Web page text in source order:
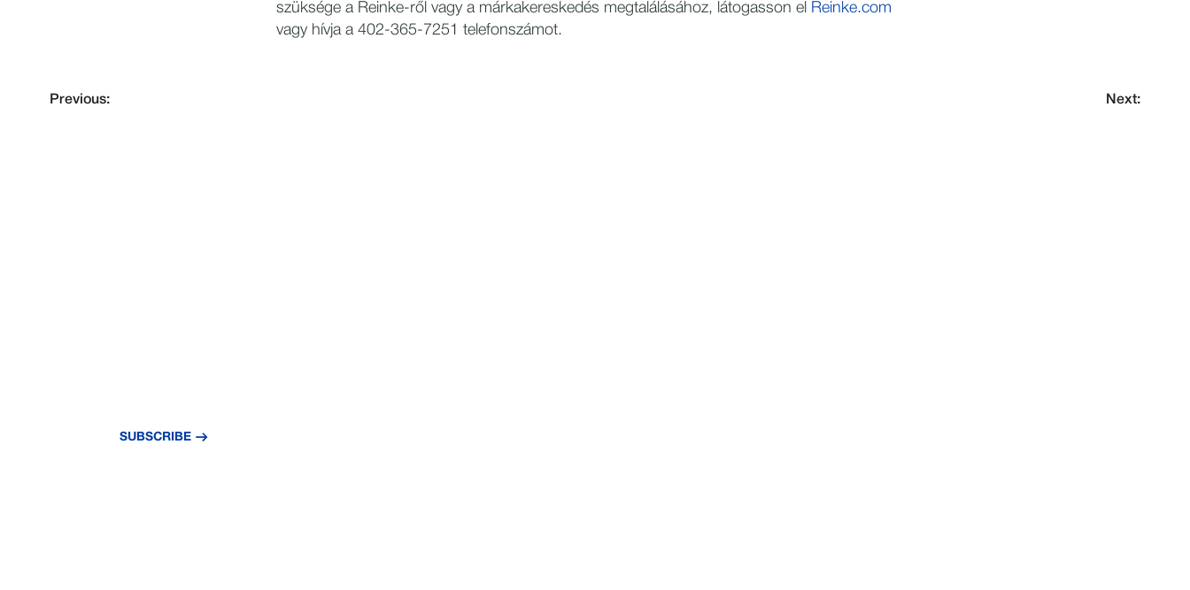
szüksége a Reinke-ről vagy a márkakereskedés megtalálásához, látogasson el
Reinke.com
vagy hívja a 402-365-7251 telefonszámot.
Previous: Next:
SUBSCRIBE